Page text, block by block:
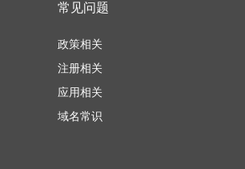
常见问题
政策相关
注册相关
应用相关
域名常识